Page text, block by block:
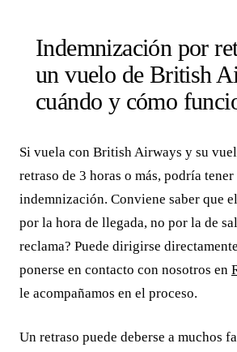
Indemnización por
un vuelo de British
cuándo y cómo
Si vuela con British Airways y su
retraso de 3 horas o más, podría
indemnización. Conviene saber que
por la hora de llegada, no por la de
reclama? Puede dirigirse
ponerse en contacto con nosotros en
le acompañamos en el proceso.
Un retraso puede deberse a muchos